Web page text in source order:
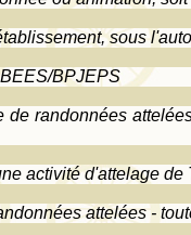
sous
BPJEPS
de randonnées
activité d'attelage
attelées -